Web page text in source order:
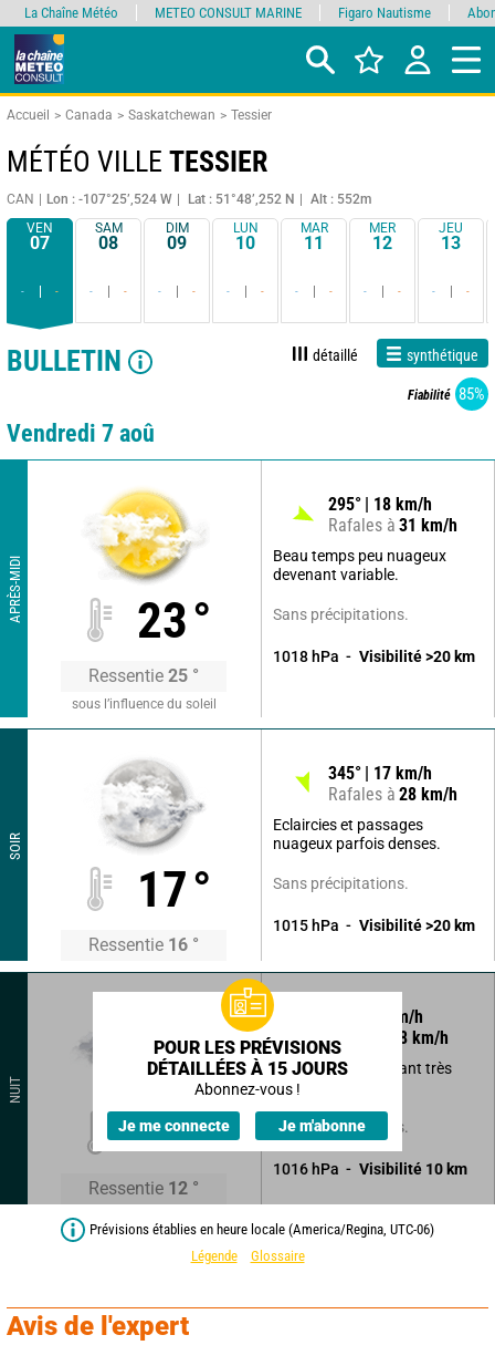
Accueil Canada Saskatchewan Tessier
MÉTÉO VILLE TESSIER
CAN Lon : -107°25’,524 W Lat : 51°48’,252 N
Alt : 552m
VEN
07
- -
SAM
08
- -
DIM
09
- -
LUN
10
- -
MAR
11
- -
MER
12
- -
JEU
13
- -
BULLETIN détaillé synthétique
Fiabilité 85%
Vendredi 7 aoû
APRÈS-MIDI 23°
Ressentie 25 °
sous l’influence du soleil
295° 18 km/h
Rafales à 31 km/h
Beau temps peu nuageux
devenant variable.
Sans précipitations.
1018 hPa Visibilité >20 km
SOIR
17°
Ressentie 16 °
345° 17 km/h
Rafales à 28 km/h
Eclaircies et passages
nuageux parfois denses.
Sans précipitations.
1015 hPa Visibilité >20 km
NUIT
13°
Ressentie 12 °
km/h
Rafales à
8 km/h
Ciel variable devenant très
nuageux.
Sans précipitations.
1016 hPa Visibilité 10 km
POUR LES PRÉVISIONS
DÉTAILLÉES À 15 JOURS
Abonnez-vous !
Je me connecte Je m'abonne
Prévisions établies en heure locale (America/Regina, UTC-06)
Légende
Glossaire
Avis de l'expert
La Chaîne Météo METEO CONSULT MARINE Figaro Nautisme